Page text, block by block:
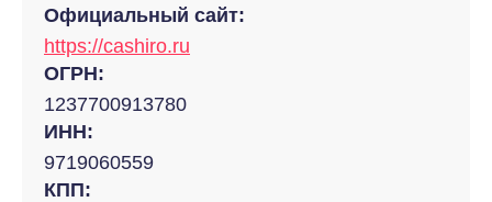
Официальный сайт:
https://cashiro.ru
ОГРН:
1237700913780
ИНН:
9719060559
КПП: